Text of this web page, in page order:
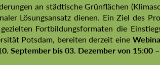
an städtische Grünflächen
Lösungsansatz dienen. Ein Ziel des
Fortbildungsformaten die
Potsdam, bereiten derzeit eine
September bis 03. Dezembervon 15:00